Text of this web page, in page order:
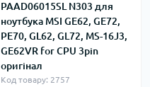
PAAD06015SL N303 для
ноутбука MSI GE62, GE72,
PE70, GL62, GL72, MS-16J3,
GE62VR for CPU 3pin
оригінал
Код товару: 2757